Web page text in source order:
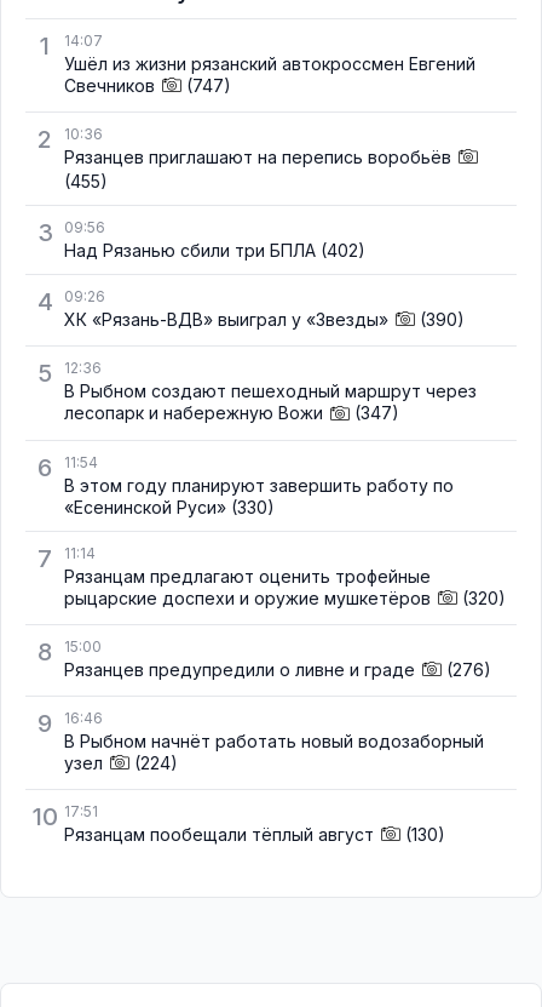
1
14:07
Ушёл из жизни рязанский автокроссмен Евгений
Свечников
(747)
2 10:36
Рязанцев приглашают на перепись воробьёв
(455)
3 09:56
Над Рязанью сбили три БПЛА (402)
4 09:26
ХК «Рязань-ВДВ» выиграл у «Звезды» (390)
5 12:36
В Рыбном создают пешеходный маршрут через
лесопарк и набережную Вожи
(347)
6 11:54
В этом году планируют завершить работу по
«Есенинской Руси» (330)
7 11:14
Рязанцам предлагают оценить трофейные
рыцарские доспехи и оружие мушкетёров
(320)
8 15:00
Рязанцев предупредили о ливне и граде (276)
9 16:46
В Рыбном начнёт работать новый водозаборный
узел
(224)
10 17:51
Рязанцам пообещали тёплый август (130)